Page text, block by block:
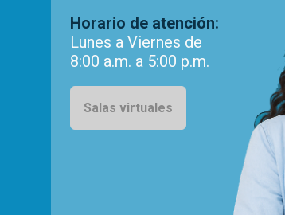
Horario de atención:
Lunes a Viernes de
8:00 a.m. a 5:00 p.m.
Salas virtuales